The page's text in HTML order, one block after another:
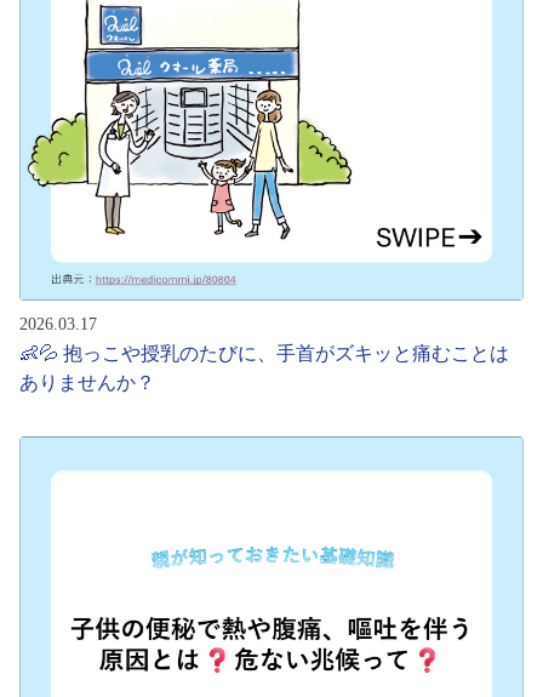
2026.03.17
👶💦 抱っこや授乳のたびに、手首がズキッと痛むことは
ありませんか？